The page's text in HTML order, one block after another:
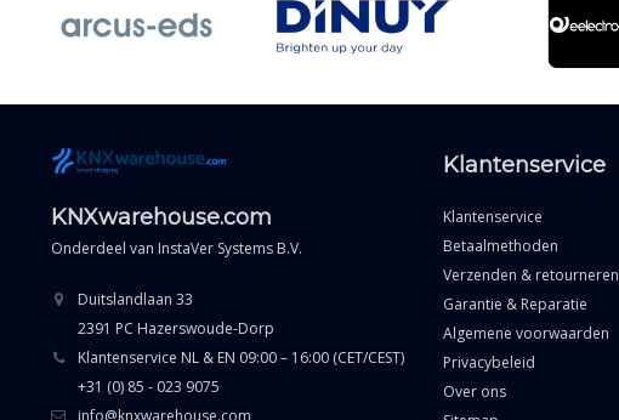
KNXwarehouse.com
Onderdeel van InstaVer Systems B.V.
Duitslandlaan 33
2391 PC Hazerswoude-Dorp
Klantenservice NL & EN 09:00 – 16:00 (CET/CEST)
+31 (0) 85 - 023 9075
info@knxwarehouse.com
Klantenservice
Klantenservice
Betaalmethoden
Verzenden & retourneren
Garantie & Reparatie
Algemene voorwaarden
Privacybeleid
Over ons